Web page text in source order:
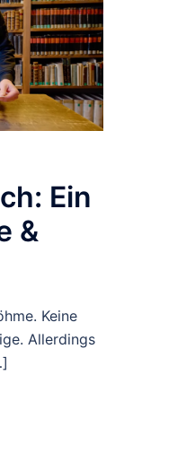
Ein
&
Keine
Allerdings